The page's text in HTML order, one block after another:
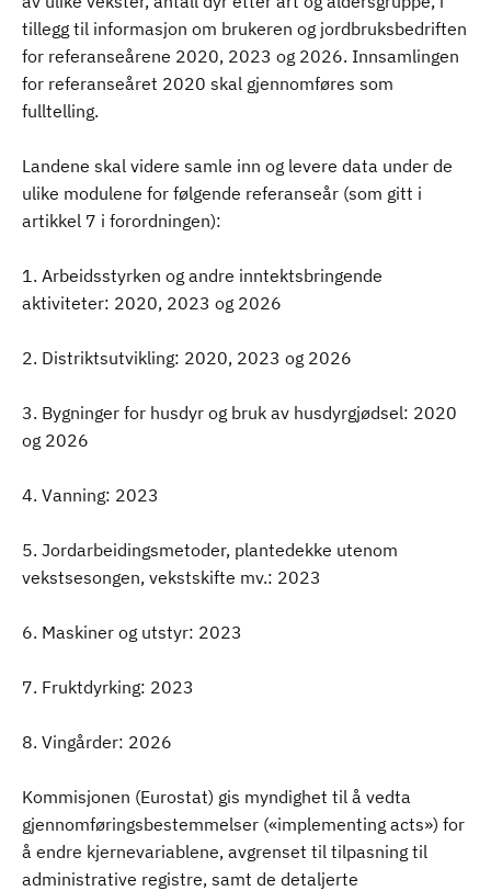
tillegg til informasjon om brukeren og jordbruksbedriften
for referanseårene 2020, 2023 og 2026. Innsamlingen
for referanseåret 2020 skal gjennomføres som
fulltelling.
Landene skal videre samle inn og levere data under de
ulike modulene for følgende referanseår (som gitt i
artikkel 7 i forordningen):
1. Arbeidsstyrken og andre inntektsbringende
aktiviteter: 2020, 2023 og 2026
2. Distriktsutvikling: 2020, 2023 og 2026
3. Bygninger for husdyr og bruk av husdyrgjødsel: 2020
og 2026
4. Vanning: 2023
5. Jordarbeidingsmetoder, plantedekke utenom
vekstsesongen, vekstskifte mv.: 2023
6. Maskiner og utstyr: 2023
7. Fruktdyrking: 2023
8. Vingårder: 2026
Kommisjonen (Eurostat) gis myndighet til å vedta
gjennomføringsbestemmelser («implementing acts») for
å endre kjernevariablene, avgrenset til tilpasning til
administrative registre, samt de detaljerte